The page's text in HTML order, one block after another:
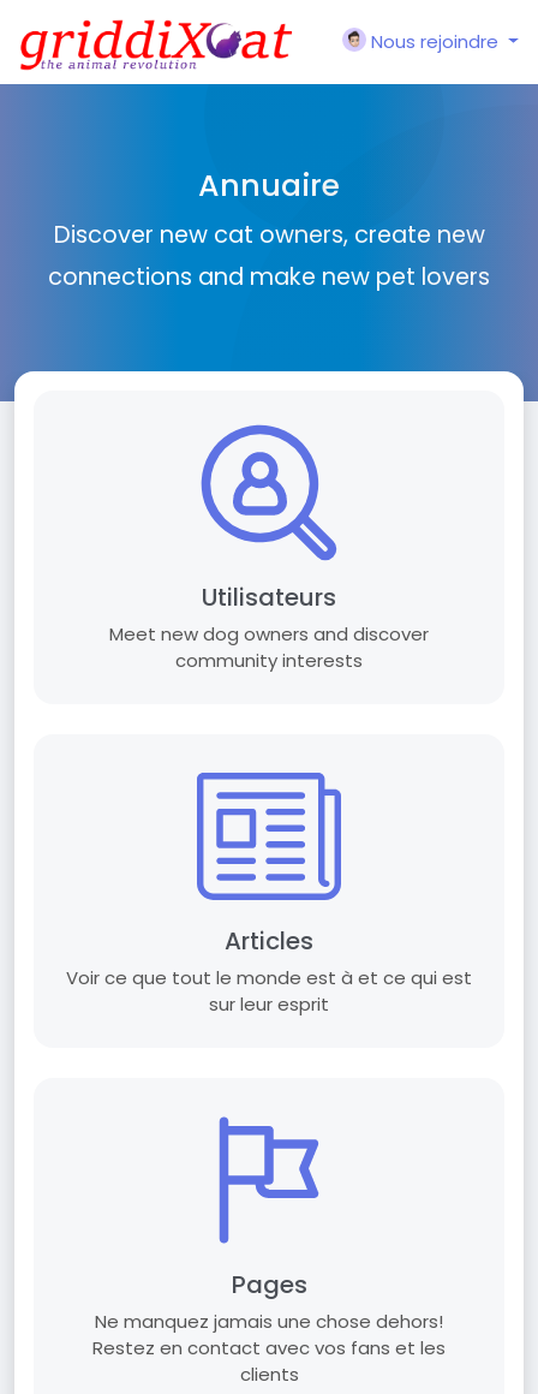
Nous rejoindre
Annuaire
Discover new cat owners, create new
connections and make new pet lovers
Utilisateurs
Meet new dog owners and discover
community interests
Articles
Voir ce que tout le monde est à et ce qui est
sur leur esprit
Pages
Ne manquez jamais une chose dehors!
Restez en contact avec vos fans et les
clients